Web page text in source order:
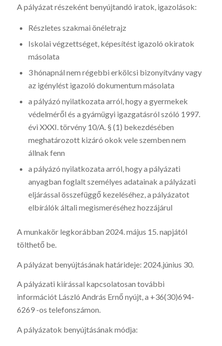
A pályázat részeként benyújtandó iratok, igazolások:
Részletes szakmai önéletrajz
Iskolai végzettséget, képesítést igazoló okiratok
másolata
3 hónapnál nem régebbi erkölcsi bizonyítvány vagy
az igénylést igazoló dokumentum másolata
a pályázó nyilatkozata arról, hogy a gyermekek
védelméről és a gyámügyi igazgatásról szóló 1997.
évi XXXI. törvény 10/A. § (1) bekezdésében
meghatározott kizáró okok vele szemben nem
állnak fenn
a pályázó nyilatkozata arról, hogy a pályázati
anyagban foglalt személyes adatainak a pályázati
eljárással összefüggő kezeléséhez, a pályázatot
elbírálók általi megismeréséhez hozzájárul
A munkakör legkorábban 2024. május 15. napjától
tölthető be.
A pályázat benyújtásának határideje: 2024.június 30.
A pályázati kiírással kapcsolatosan további
információt László András Ernő nyújt, a +36(30)694-
6269 -os telefonszámon.
A pályázatok benyújtásának módja: